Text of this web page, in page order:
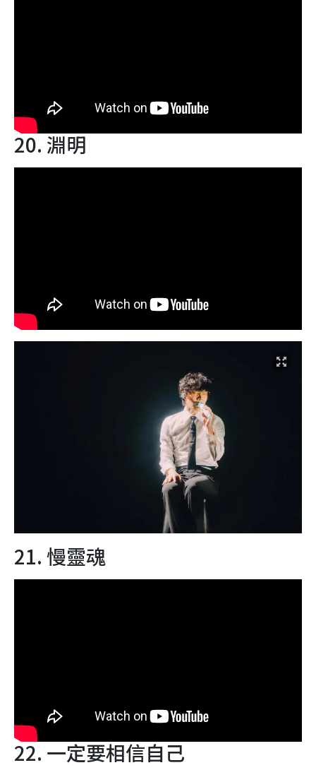
20. 淵明
21. 慢靈魂
22. 一定要相信自己